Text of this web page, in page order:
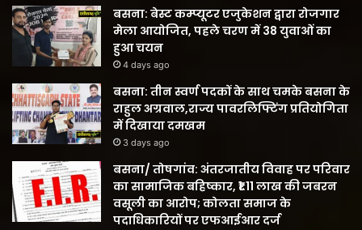
बसना: बेस्ट कम्प्यूटर एजुकेशन द्वारा रोजगार
मेला आयोजित, पहले चरण में 38 युवाओं का
हुआ चयन
4 days ago
बसना: तीन स्वर्ण पदकों के साथ चमके बसना के
राहुल अग्रवाल,राज्य पावरलिफ्टिंग प्रतियोगिता
में दिखाया दमखम
3 days ago
बसना/ तोषगांव: अंतरजातीय विवाह पर परिवार
का सामाजिक बहिष्कार, ₹1.11 लाख की जबरन
वसूली का आरोप; कोलता समाज के
पदाधिकारियों पर एफआईआर दर्ज